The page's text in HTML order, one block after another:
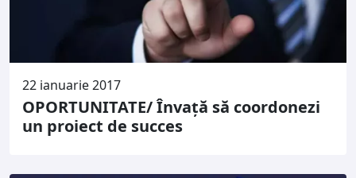
22 ianuarie 2017
OPORTUNITATE/ Învaţă să coordonezi
un proiect de succes